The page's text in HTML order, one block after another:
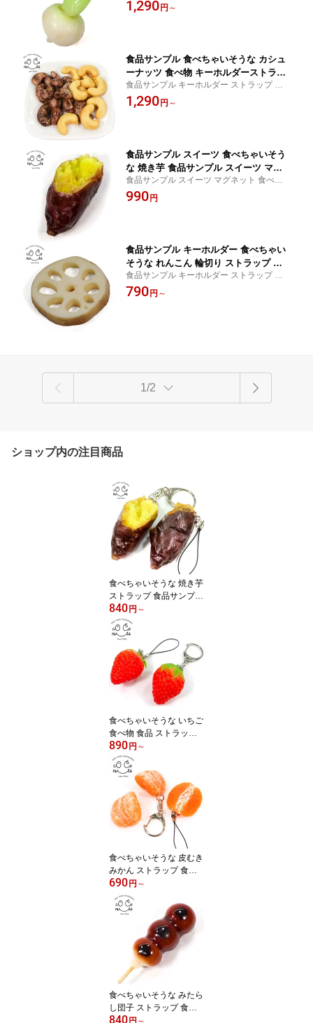
適
1,290 円 ～
食品サンプル 食べちゃいそうな カシュ
ーナッツ 食べ物 キーホルダーストラッ
プ
食品サンプル キーホルダー ストラップ プ
レゼント 贈り物 おみやげ に最適
1,290 円 ～
食品サンプル スイーツ 食べちゃいそう
な 焼き芋 食品サンプル スイーツ マグ
ネット 食べ物 食品サンプルマグネット
食品サンプル スイーツ マグネット 食べ物
プレゼント 贈り物 おみやげ に最適
990 円
食品サンプル キーホルダー 食べちゃい
そうな れんこん 輪切り ストラップ 食
べ物
食品サンプル キーホルダー ストラップ プ
レゼント 贈り物 おみやげ に最適
790 円 ～
1/2
ショップ内の注目商品
食べちゃいそうな 焼き芋
ストラップ 食品サンプル
キーホルダー 食品サンプ
ル スイーツ 食品 食べ物
キーホルダー
840 円 ～
食べちゃいそうな いちご
食べ物 食品 ストラップ
食品サンプル キーホルダ
ー 食品サンプルキーホル
ダー
890 円 ～
食べちゃいそうな 皮むき
みかん ストラップ 食品
サンプルキーホルダー 食
べ物 食品サンプル 食品
キーホルダー
690 円 ～
食べちゃいそうな みたら
し団子 ストラップ 食べ
物 食品 キーホルダー ブ
840 円 ～